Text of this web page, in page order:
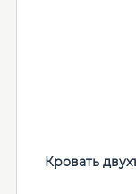
Кровать